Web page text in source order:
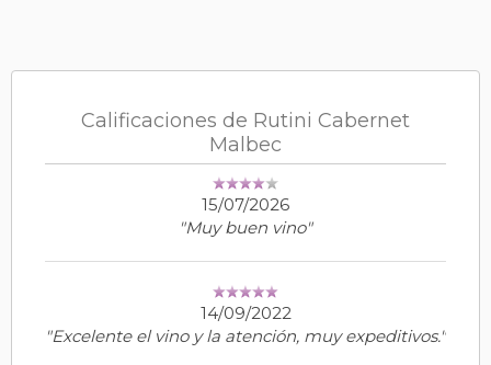
Calificaciones de Rutini Cabernet
Malbec
15/07/2026
"Muy buen vino"
14/09/2022
"Excelente el vino y la atención, muy expeditivos."